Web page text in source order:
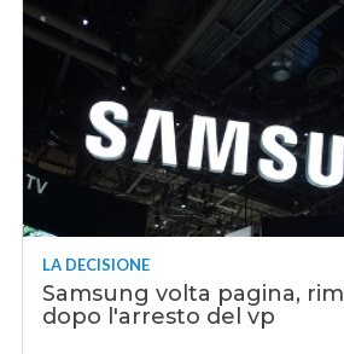
LA DECISIONE
Samsung volta pagina,
dopo l'arresto del vp